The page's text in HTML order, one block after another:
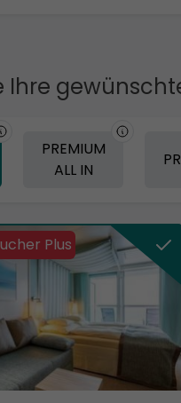
Ihre
PREMIUM
ALL IN
Plus